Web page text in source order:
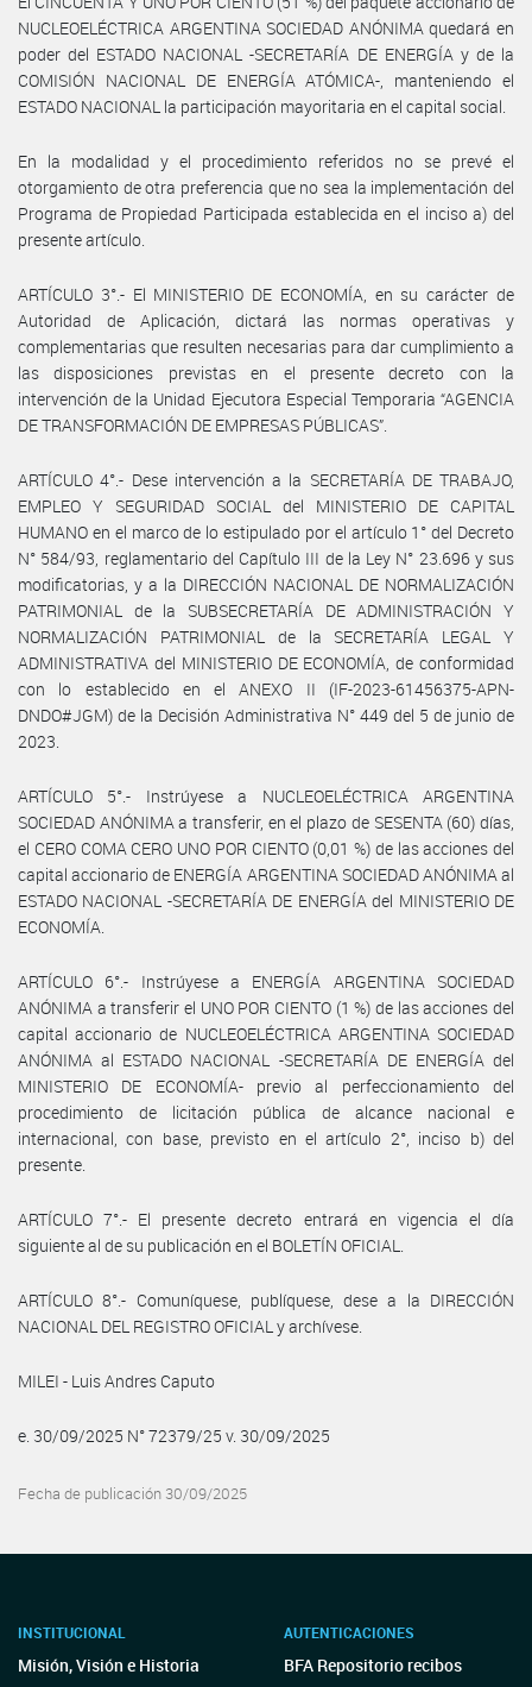
NUCLEOELÉCTRICA ARGENTINA SOCIEDAD ANÓNIMA quedará en
poder del ESTADO NACIONAL -SECRETARÍA DE ENERGÍA y de la
COMISIÓN NACIONAL DE ENERGÍA ATÓMICA-, manteniendo el
ESTADO NACIONAL la participación mayoritaria en el capital social.
En la modalidad y el procedimiento referidos no se prevé el
otorgamiento de otra preferencia que no sea la implementación del
Programa de Propiedad Participada establecida en el inciso a) del
presente artículo.
ARTÍCULO 3°.- El MINISTERIO DE ECONOMÍA, en su carácter de
Autoridad de Aplicación, dictará las normas operativas y
complementarias que resulten necesarias para dar cumplimiento a
las disposiciones previstas en el presente decreto con la
intervención de la Unidad Ejecutora Especial Temporaria “AGENCIA
DE TRANSFORMACIÓN DE EMPRESAS PÚBLICAS”.
ARTÍCULO 4°.- Dese intervención a la SECRETARÍA DE TRABAJO,
EMPLEO Y SEGURIDAD SOCIAL del MINISTERIO DE CAPITAL
HUMANO en el marco de lo estipulado por el artículo 1° del Decreto
N° 584/93, reglamentario del Capítulo III de la Ley N° 23.696 y sus
modificatorias, y a la DIRECCIÓN NACIONAL DE NORMALIZACIÓN
PATRIMONIAL de la SUBSECRETARÍA DE ADMINISTRACIÓN Y
NORMALIZACIÓN PATRIMONIAL de la SECRETARÍA LEGAL Y
ADMINISTRATIVA del MINISTERIO DE ECONOMÍA, de conformidad
con lo establecido en el ANEXO II (IF-2023-61456375-APN-
DNDO#JGM) de la Decisión Administrativa N° 449 del 5 de junio de
2023.
ARTÍCULO 5°.- Instrúyese a NUCLEOELÉCTRICA ARGENTINA
SOCIEDAD ANÓNIMA a transferir, en el plazo de SESENTA (60) días,
el CERO COMA CERO UNO POR CIENTO (0,01 %) de las acciones del
capital accionario de ENERGÍA ARGENTINA SOCIEDAD ANÓNIMA al
ESTADO NACIONAL -SECRETARÍA DE ENERGÍA del MINISTERIO DE
ECONOMÍA.
ARTÍCULO 6°.- Instrúyese a ENERGÍA ARGENTINA SOCIEDAD
ANÓNIMA a transferir el UNO POR CIENTO (1 %) de las acciones del
capital accionario de NUCLEOELÉCTRICA ARGENTINA SOCIEDAD
ANÓNIMA al ESTADO NACIONAL -SECRETARÍA DE ENERGÍA del
MINISTERIO DE ECONOMÍA- previo al perfeccionamiento del
procedimiento de licitación pública de alcance nacional e
internacional, con base, previsto en el artículo 2°, inciso b) del
presente.
ARTÍCULO 7°.- El presente decreto entrará en vigencia el día
siguiente al de su publicación en el BOLETÍN OFICIAL.
ARTÍCULO 8°.- Comuníquese, publíquese, dese a la DIRECCIÓN
NACIONAL DEL REGISTRO OFICIAL y archívese.
MILEI - Luis Andres Caputo
e. 30/09/2025 N° 72379/25 v. 30/09/2025
Fecha de publicación 30/09/2025
INSTITUCIONAL
Misión, Visión e Historia
AUTENTICACIONES
BFA Repositorio recibos